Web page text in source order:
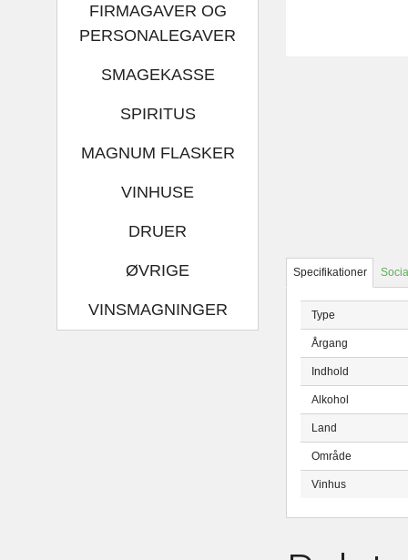
FIRMAGAVER OG
PERSONALEGAVER
SMAGEKASSE
SPIRITUS
MAGNUM FLASKER
VINHUSE
DRUER
ØVRIGE
VINSMAGNINGER
Specifikationer
Type
Årgang
Indhold
Alkohol
Land
Område
Vinhus